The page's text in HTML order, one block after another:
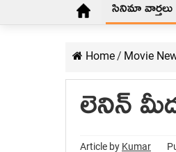
సినిమా వార్తలు
Home/ Movie
లెనిన్
Article by Kumar